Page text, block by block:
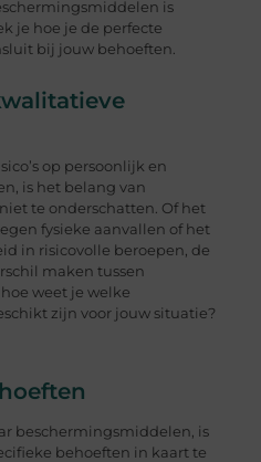
is
je hoe je de perfecte
bij jouw behoeften.
op persoonlijk en
is het belang van
te onderschatten. Of het
fysieke aanvallen of het
in risicovolle beroepen, de
maken tussen
weet je welke
zijn voor jouw situatie?
beschermingsmiddelen, is
behoeften in kaart te